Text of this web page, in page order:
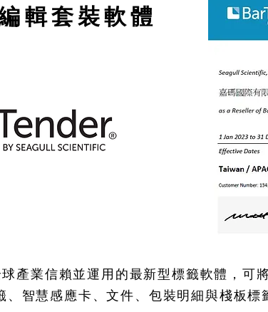
輯套裝軟體
產業信賴並運用的最新型標籤軟體，可
、智慧感應卡、文件、包裝明細與棧板